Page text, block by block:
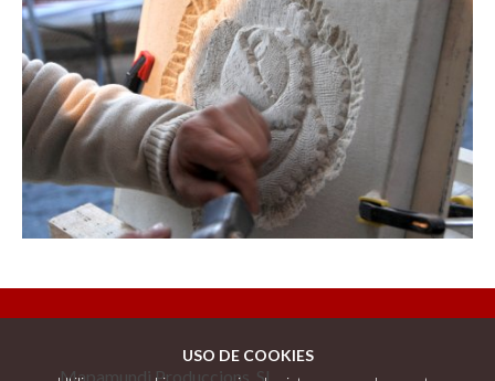
USO DE COOKIES
Mapamundi Produccions, SL